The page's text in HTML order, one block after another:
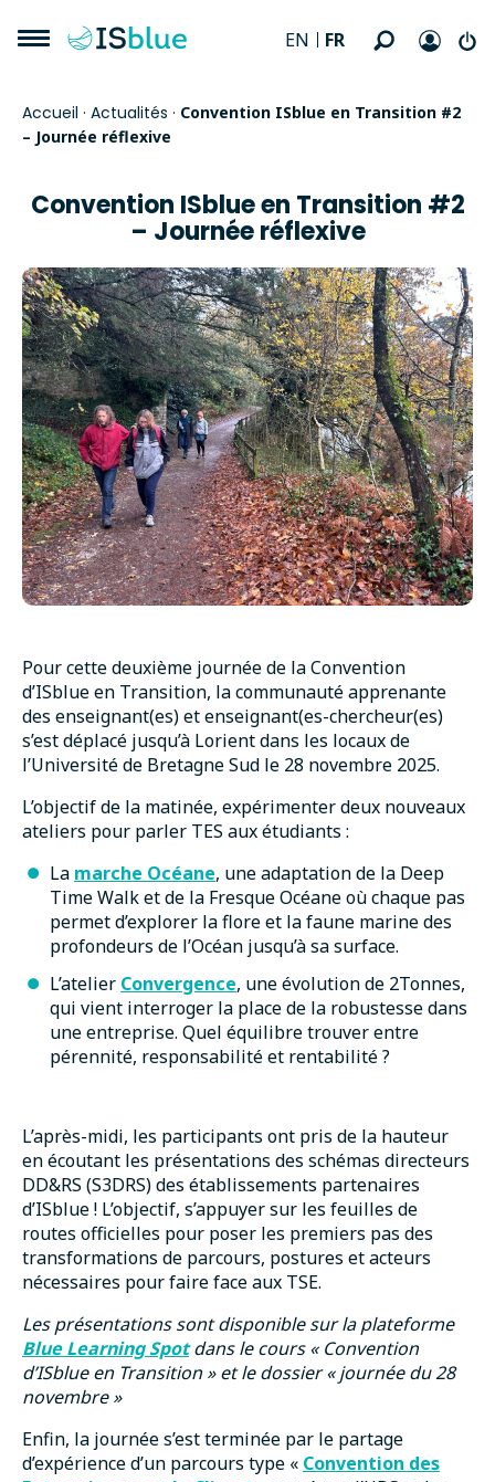
EN FR
Accueil · Actualités · Convention ISblue en Transition #2
– Journée réflexive
Convention ISblue en Transition #2
– Journée réflexive
Pour cette deuxième journée de la Convention
d’ISblue en Transition, la communauté apprenante
des enseignant(es) et enseignant(es-chercheur(es)
s’est déplacé jusqu’à Lorient dans les locaux de
l’Université de Bretagne Sud le 28 novembre 2025.
L’objectif de la matinée, expérimenter deux nouveaux
ateliers pour parler TES aux étudiants :
La marche Océane, une adaptation de la Deep
Time Walk et de la Fresque Océane où chaque pas
permet d’explorer la flore et la faune marine des
profondeurs de l’Océan jusqu’à sa surface.
L’atelier Convergence, une évolution de 2Tonnes,
qui vient interroger la place de la robustesse dans
une entreprise. Quel équilibre trouver entre
pérennité, responsabilité et rentabilité ?
L’après-midi, les participants ont pris de la hauteur
en écoutant les présentations des schémas directeurs
DD&RS (S3DRS) des établissements partenaires
d’ISblue ! L’objectif, s’appuyer sur les feuilles de
routes officielles pour poser les premiers pas des
transformations de parcours, postures et acteurs
nécessaires pour faire face aux TSE.
Les présentations sont disponible sur la plateforme
Blue Learning Spotdans le cours « Convention
d’ISblue en Transition » et le dossier « journée du 28
novembre »
Enfin, la journée s’est terminée par le partage
d’expérience d’un parcours type « Convention des